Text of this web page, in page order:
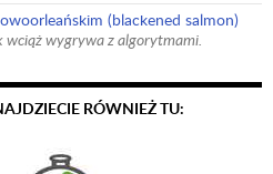
(blackened salmon)
wciąż wygrywa z algorytmami.
RÓWNIEŻ TU: